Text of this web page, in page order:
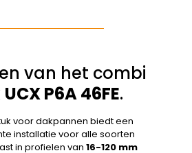
van het combi
UCX P6A 46FE.
voor dakpannen biedt een
installatie voor alle soorten
in profielen van 16-120 mm